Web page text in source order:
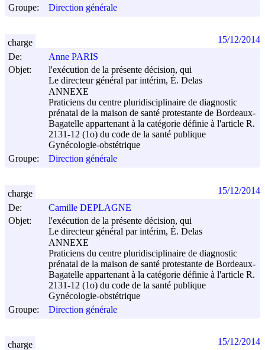
Groupe:
Direction générale
De:
Anne PARIS
Objet:
l'exécution de la présente décision, qui
Le directeur général par intérim, É. Delas
ANNEXE
Praticiens du centre pluridisciplinaire de diagnostic
prénatal de la maison de santé protestante de Bordeaux-
Bagatelle appartenant à la catégorie définie à l'article R.
2131-12 (1o) du code de la santé publique
Gynécologie-obstétrique
Groupe:
Direction générale
charge 15/12/2014
De:
Camille DEPLAGNE
Objet:
l'exécution de la présente décision, qui
Le directeur général par intérim, É. Delas
ANNEXE
Praticiens du centre pluridisciplinaire de diagnostic
prénatal de la maison de santé protestante de Bordeaux-
Bagatelle appartenant à la catégorie définie à l'article R.
2131-12 (1o) du code de la santé publique
Gynécologie-obstétrique
Groupe:
Direction générale
charge 15/12/2014
charge 15/12/2014